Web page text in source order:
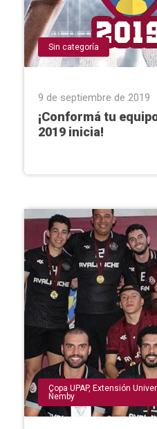
Sin categoría
9 de septiembre de 2019
¡Conformá tu
2019 inicia!
Copa UPAP, Extensión
Ñemby